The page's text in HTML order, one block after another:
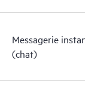
Messagerie
(chat)